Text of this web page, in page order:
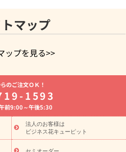
マップ
ップを見る>>
花特集
誕生日フラワーギフト特集
)
開店・開業祝い
お供え・お悔やみの花
に贈る花 胡蝶蘭・花鉢
ト
ひまわり ギフト・プレゼント
季節のイベント
お盆 花（新
盆）
お盆・お供え 花とセットギ
のご注文ＯＫ！
1593
前9:00～午後5:30
法人のお客様は
ビジネス花キューピット
セミオーダー